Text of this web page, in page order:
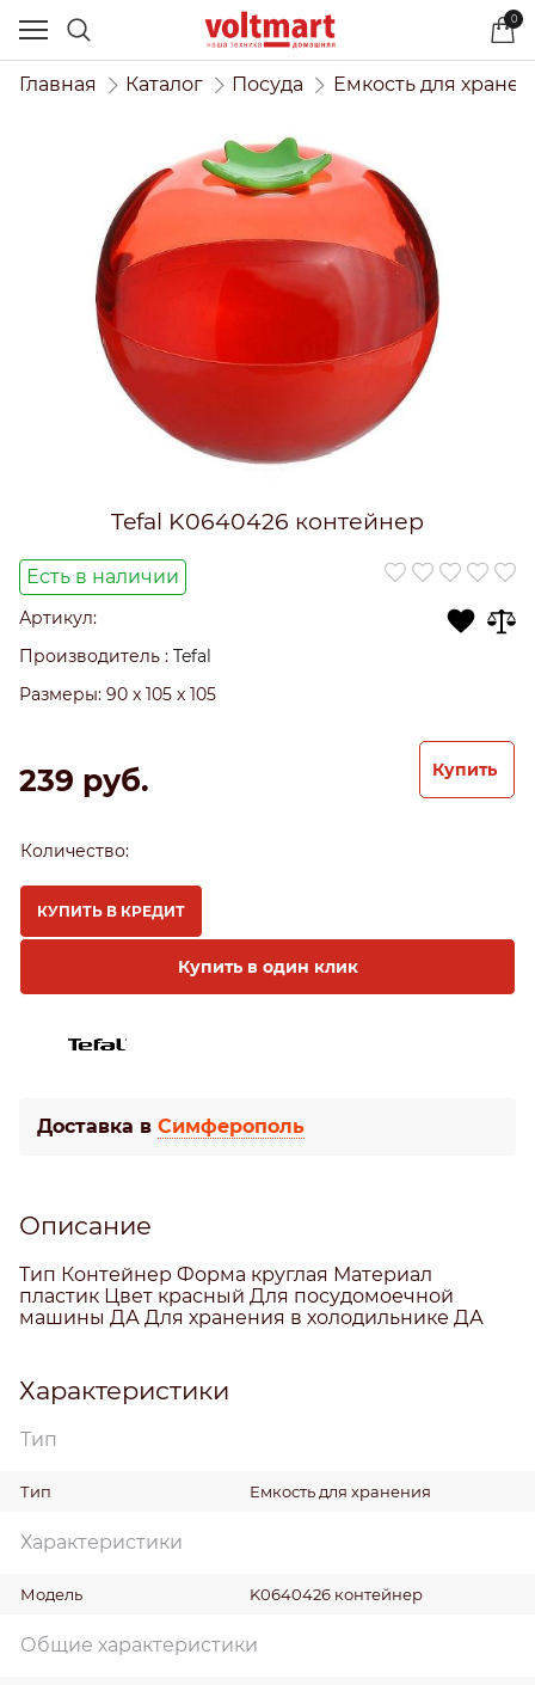
0
Главная Каталог Посуда Ёмкость для
Tefal K0640426 контейнер
Есть в наличии
Артикул:
Производитель : Tefal
Размеры: 90 x 105 x 105
239 руб. Купить
Количество:
КУПИТЬ В КРЕДИТ
Купить в один клик
Доставка в Симферополь
Описание
Тип Контейнер Форма круглая Материал
пластик Цвет красный Для посудомоечной
машины ДА Для хранения в холодильнике ДА
Характеристики
Тип
Тип Емкость для хранения
Характеристики
Модель K0640426 контейнер
Общие характеристики